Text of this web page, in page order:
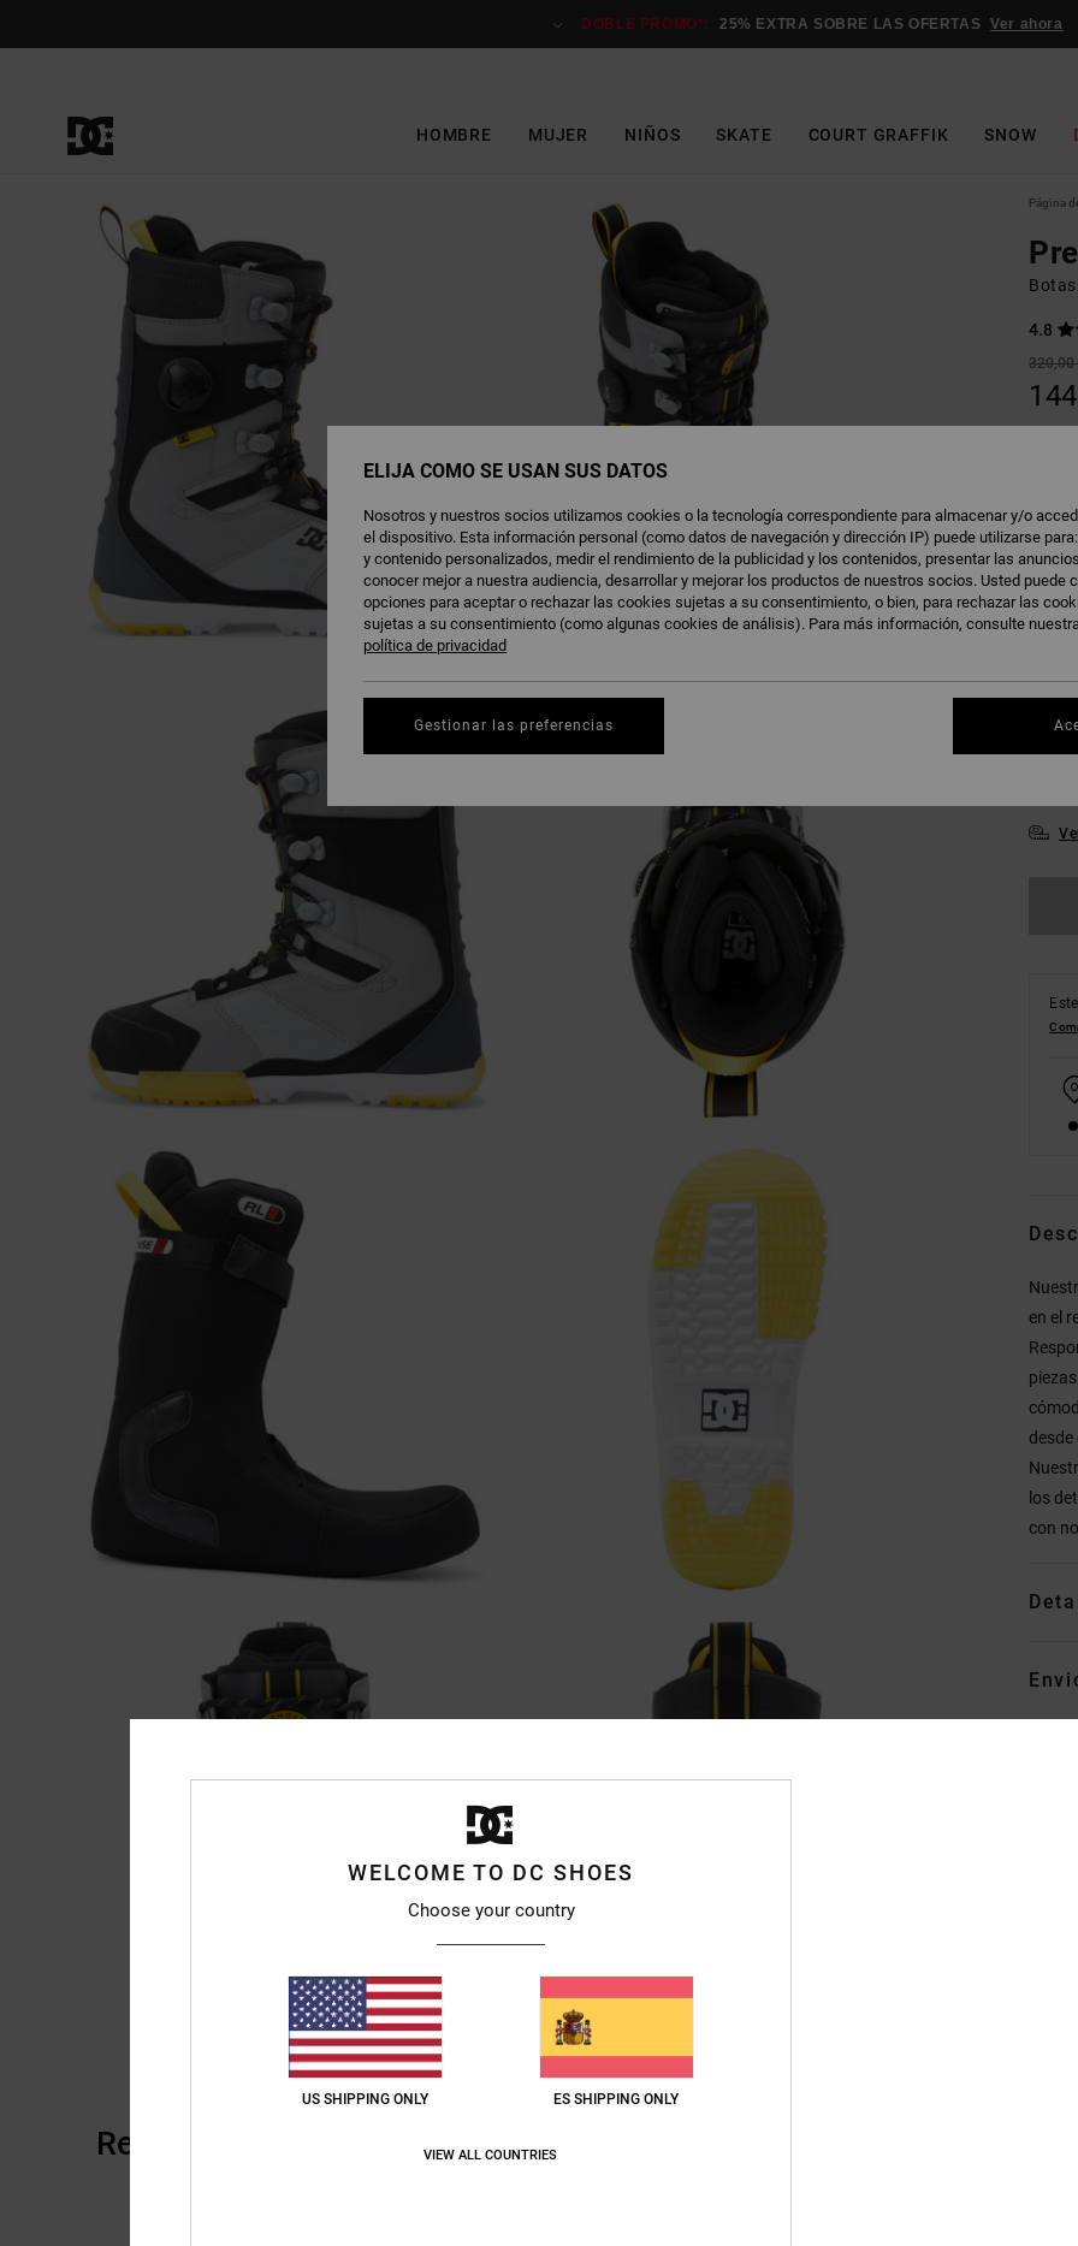
DOBLE PROMO*: 25% EXTRA SOBRE LAS OFERTAS Ver ahora
HOMBRE MUJER NIÑOS SKATE COURT GRAFFIK SNOW
Página
4.8
320,00
Color
en el
los
con
Reseñas de los clientes
WELCOME TO DC SHOES
Choose your country
US SHIPPING ONLY ES SHIPPING ONLY
VIEW ALL COUNTRIES
ELIJA CÓMO SE USAN SUS DATOS
Nosotros y nuestros socios utilizamos cookies o la tecnología correspondiente para almacenar y/o
el dispositivo. Esta información personal (como datos de navegación y dirección IP) puede utilizarse
y contenido personalizados, medir el rendimiento de la publicidad y los contenidos, presentar las
conocer mejor a nuestra audiencia, desarrollar y mejorar los productos de nuestros socios. Usted puede
opciones para aceptar o rechazar las cookies sujetas a su consentimiento, o bien, para rechazar las
sujetas a su consentimiento (como algunas cookies de análisis). Para más información, consulte
política de privacidad
Gestionar las preferencias